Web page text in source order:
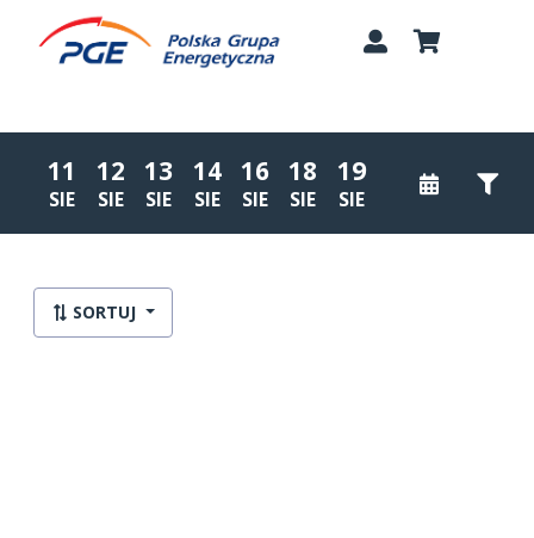
11
SIE
12
SIE
13
SIE
14
SIE
16
SIE
18
SIE
19
SIE
Lista wydarzeń:
SORTUJ